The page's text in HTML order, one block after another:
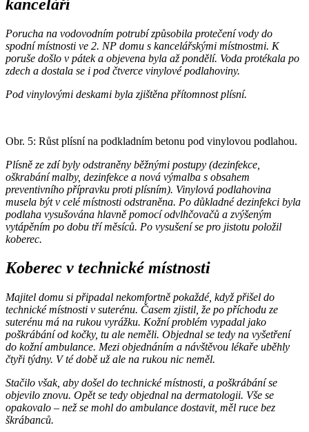
kanceláří
Porucha na vodovodním potrubí způsobila protečení vody do
spodní místnosti ve 2. NP domu s kancelářskými místnostmi. K
poruše došlo v pátek a objevena byla až pondělí. Voda protékala po
zdech a dostala se i pod čtverce vinylové podlahoviny.
Pod vinylovými deskami byla zjištěna přítomnost plísní.
Obr. 5: Růst plísní na podkladním betonu pod vinylovou podlahou.
Plísně ze zdí byly odstraněny běžnými postupy (dezinfekce,
oškrabání malby, dezinfekce a nová výmalba s obsahem
preventivního přípravku proti plísním). Vinylová podlahovina
musela být v celé místnosti odstraněna. Po důkladné dezinfekci byla
podlaha vysušována hlavně pomocí odvlhčovačů a zvýšeným
vytápěním po dobu tří měsíců. Po vysušení se pro jistotu položil
koberec.
Koberec v technické místnosti
Majitel domu si připadal nekomfortně pokaždé, když přišel do
technické místnosti v suterénu. Časem zjistil, že po příchodu ze
suterénu má na rukou vyrážku. Kožní problém vypadal jako
poškrábání od kočky, tu ale neměli. Objednal se tedy na vyšetření
do kožní ambulance. Mezi objednáním a návštěvou lékaře uběhly
čtyři týdny. V té době už ale na rukou nic neměl.
Stačilo však, aby došel do technické místnosti, a poškrábání se
objevilo znovu. Opět se tedy objednal na dermatologii. Vše se
opakovalo – než se mohl do ambulance dostavit, měl ruce bez
škrábanců.